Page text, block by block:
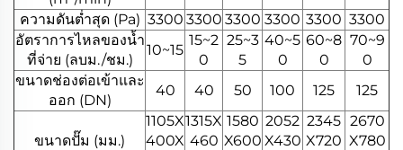
ความดันต่ำสุด (Pa) 3300 3300 3300 3300 3300 3300
อัตราการไหลของน้ำ
ที่จ่าย (ลบม./ชม.)
10~15
15~2
0
25~3
5
40~5
0
60~8
0
70~9
0
ขนาดช่องต่อเข้าและ
ออก (DN)
40 40 50 100 125 125
ขนาดปั๊ม (มม.)
1105X
400X
1315X
460
1580
X600
2052
X430
2345
X720
2670
X780